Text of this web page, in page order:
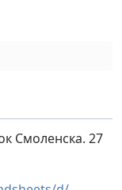
Смоленска. 27